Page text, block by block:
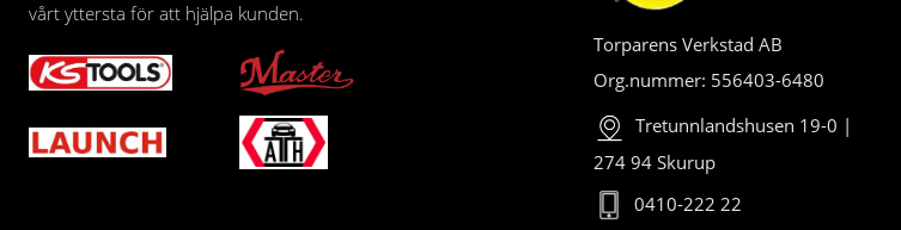
vårt yttersta för att hjälpa kunden.
Torparens Verkstad AB
Org.nummer: 556403-6480
Tretunnlandshusen 19-0 |
274 94 Skurup
0410-222 22